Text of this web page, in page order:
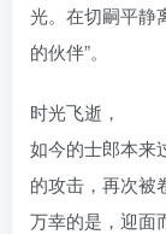
光。在切嗣平静
的伙伴”。
时光飞逝，
如今的士郎本来
的攻击，再次被
万幸的是，迎面